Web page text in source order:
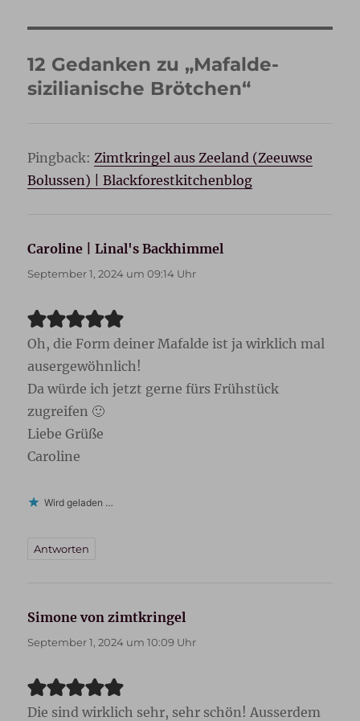
12 Gedanken zu „Mafalde-
sizilianische Brötchen“
Pingback:Zimtkringel aus Zeeland (Zeeuwse
Bolussen) | Blackforestkitchenblog
Caroline | Linal's Backhimmel
September 1, 2024 um 09:14 Uhr
Oh, die Form deiner Mafalde ist ja wirklich mal
ausergewöhnlich!
Da würde ich jetzt gerne fürs Frühstück
zugreifen 🙂
Liebe Grüße
Caroline
Wird geladen …
Antworten
Simone von zimtkringel
September 1, 2024 um 10:09 Uhr
Die sind wirklich sehr, sehr schön! Ausserdem